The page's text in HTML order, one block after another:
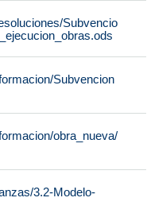
Subvencio
Subvencion
obra_nueva/
3.2-Modelo-